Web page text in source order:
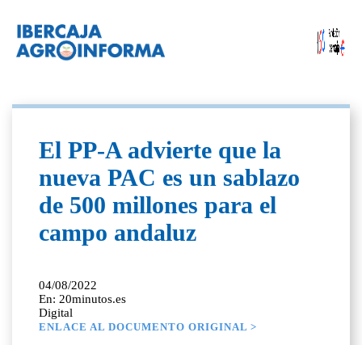
El PP-A advierte que la
nueva PAC es un sablazo
de 500 millones para el
campo andaluz
04/08/2022
En: 20minutos.es
Digital
ENLACE AL DOCUMENTO ORIGINAL >